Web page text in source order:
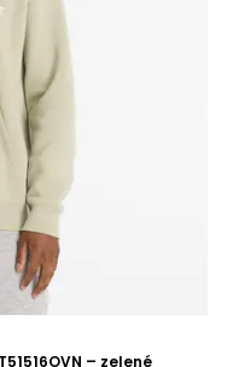
– zelené